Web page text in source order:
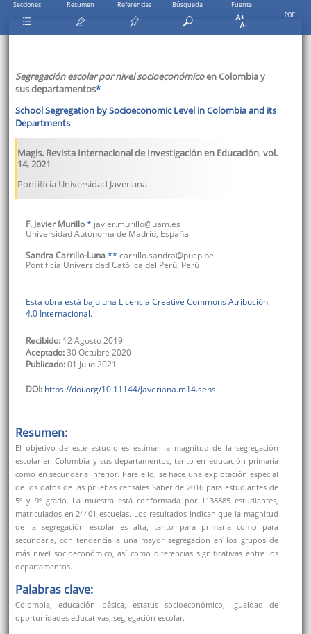
Secciones Resumen Referencias Búsqueda Fuente
Segregación escolar por nivel socioeconómicoen Colombia y
sus departamentos*
School Segregation by Socioeconomic Level in Colombia and its
Departments
Magis. Revista Internacional de Investigación en Educación,vol.
14,2021
Pontificia Universidad Javeriana
F. Javier Murillo* javier.murillo@uam.es
Universidad Autónoma de Madrid, España
SandraCarrillo-Luna** carrillo.sandra@pucp.pe
Pontificia Universidad Católica del Perú, Perú
Esta obra está bajo una Licencia Creative Commons Atribución
4.0 Internacional.
Recibido:12 Agosto 2019
Aceptado:30 Octubre 2020
Publicado:01 Julio 2021
DOI: https://doi.org/10.11144/Javeriana.m14.sens
Resumen:
El objetivo de este estudio es estimar la magnitud de la segregación
escolar en Colombia y sus departamentos, tanto en educación primaria
como en secundaria inferior. Para ello, se hace una explotación especial
de los datos de las pruebas censales Saber de 2016 para estudiantes de
5º y 9º grado. La muestra está conformada por 1138885 estudiantes,
matriculados en 24401 escuelas. Los resultados indican que la magnitud
de la segregación escolar es alta, tanto para primaria como para
secundaria, con tendencia a una mayor segregación en los grupos de
más nivel socioeconómico, así como diferencias significativas entre los
departamentos.
Palabras clave:
Colombia, educación básica, estatus socioeconómico, igualdad de
oportunidades educativas, segregación escolar.